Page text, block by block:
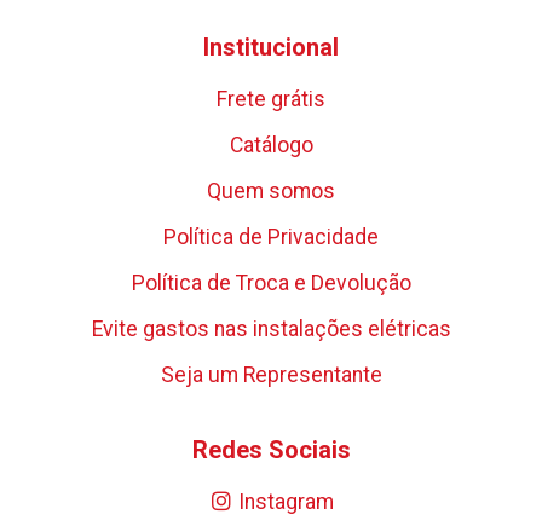
Institucional
Frete grátis
Catálogo
Quem somos
Política de Privacidade
Política de Troca e Devolução
Evite gastos nas instalações elétricas
Seja um Representante
Redes Sociais
Instagram